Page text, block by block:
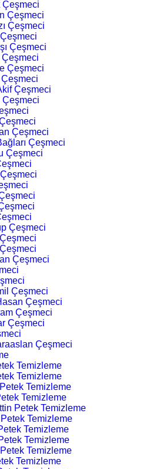
Çeşmeci
Çeşmeci
Çeşmeci
Çeşmeci
Çeşmeci
Çeşmeci
Çeşmeci
Çeşmeci
Çeşmeci
Çeşmeci
Çeşmeci
Çeşmeci
Çeşmeci
Çeşmeci
Çeşmeci
Çeşmeci
Çeşmeci
Temizleme
Temizleme
Petek Temizleme
Temizleme
Petek Temizleme
Temizleme
Temizleme
Temizleme
Temizleme
Temizleme